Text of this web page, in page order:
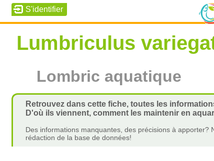
Lumbriculus
Lombric aquatique
Retrouvez dans cette fiche, toutes les
D'où ils viennent, comment les maintenir en
Des informations manquantes, des précisions à
rédaction de la base de données!